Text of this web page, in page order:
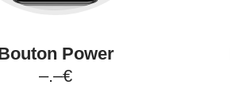
Power
–.–€